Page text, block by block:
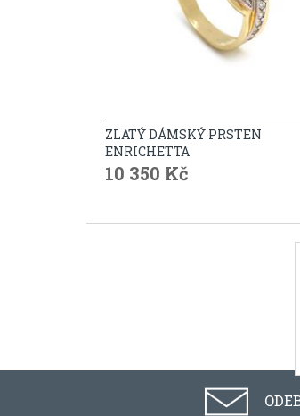
ZLATÝ DÁMSKÝ PRSTEN
ENRICHETTA
10 350 Kč